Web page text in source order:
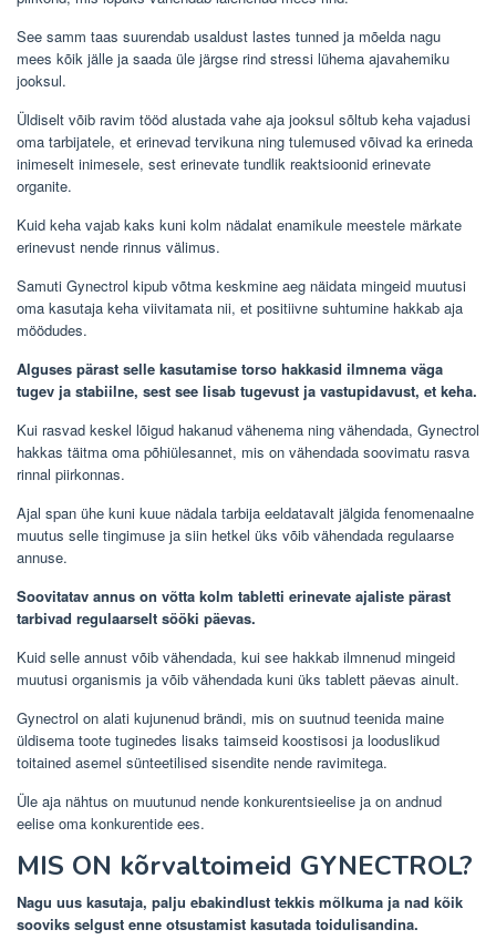
See samm taas suurendab usaldust lastes tunned ja mõelda nagu
mees kõik jälle ja saada üle järgse rind stressi lühema ajavahemiku
jooksul.
Üldiselt võib ravim tööd alustada vahe aja jooksul sõltub keha vajadusi
oma tarbijatele, et erinevad tervikuna ning tulemused võivad ka erineda
inimeselt inimesele, sest erinevate tundlik reaktsioonid erinevate
organite.
Kuid keha vajab kaks kuni kolm nädalat enamikule meestele märkate
erinevust nende rinnus välimus.
Samuti Gynectrol kipub võtma keskmine aeg näidata mingeid muutusi
oma kasutaja keha viivitamata nii, et positiivne suhtumine hakkab aja
möödudes.
Alguses pärast selle kasutamise torso hakkasid ilmnema väga
tugev ja stabiilne, sest see lisab tugevust ja vastupidavust, et keha.
Kui rasvad keskel lõigud hakanud vähenema ning vähendada, Gynectrol
hakkas täitma oma põhiülesannet, mis on vähendada soovimatu rasva
rinnal piirkonnas.
Ajal span ühe kuni kuue nädala tarbija eeldatavalt jälgida fenomenaalne
muutus selle tingimuse ja siin hetkel üks võib vähendada regulaarse
annuse.
Soovitatav annus on võtta kolm tabletti erinevate ajaliste pärast
tarbivad regulaarselt sööki päevas.
Kuid selle annust võib vähendada, kui see hakkab ilmnenud mingeid
muutusi organismis ja võib vähendada kuni üks tablett päevas ainult.
Gynectrol on alati kujunenud brändi, mis on suutnud teenida maine
üldisema toote tuginedes lisaks taimseid koostisosi ja looduslikud
toitained asemel sünteetilised sisendite nende ravimitega.
Üle aja nähtus on muutunud nende konkurentsieelise ja on andnud
eelise oma konkurentide ees.
MIS ON kõrvaltoimeid GYNECTROL?
Nagu uus kasutaja, palju ebakindlust tekkis mõlkuma ja nad kõik
sooviks selgust enne otsustamist kasutada toidulisandina.